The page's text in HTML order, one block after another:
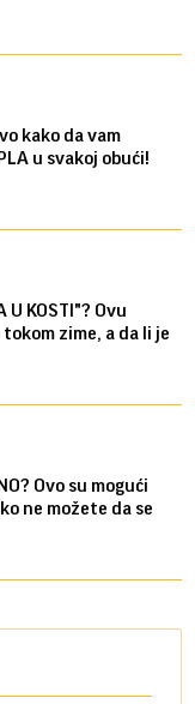
kako da vam
u svakoj obući!
U KOSTI"? Ovu
zime, a da li je
Ovo su mogući
ne možete da se